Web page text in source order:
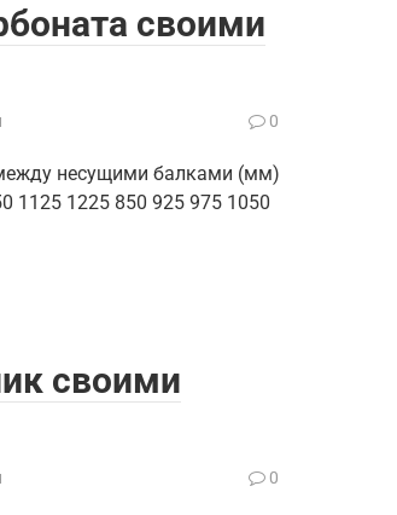
своими
0
несущими балками (мм)
1125 1225 850 925 975 1050
своими
0